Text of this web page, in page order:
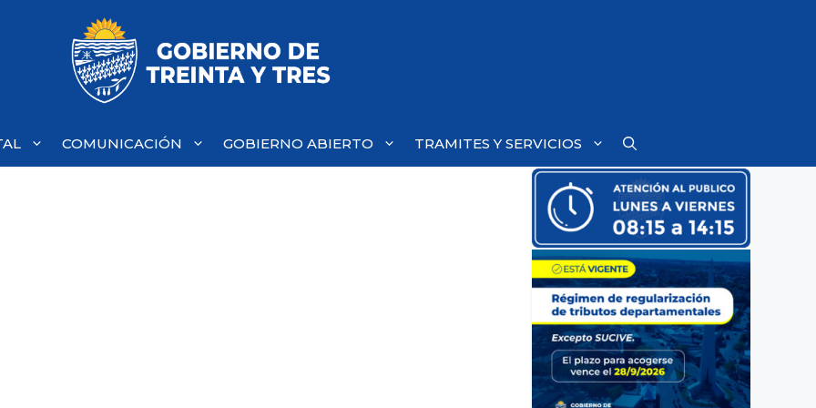
COMUNICACIÓN GOBIERNO ABIERTO TRAMITES Y SERVICIOS